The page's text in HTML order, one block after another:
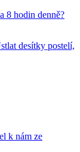
8 hodin denně?
desítky postelí,
k nám ze